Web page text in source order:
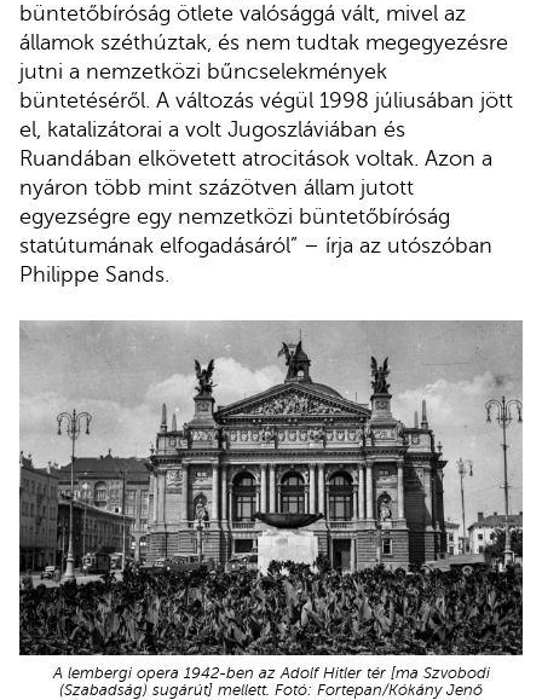
büntetőbíróság ötlete valósággá vált, mivel az
államok széthúztak, és nem tudtak megegyezésre
jutni a nemzetközi bűncselekmények
büntetéséről. A változás végül 1998 júliusában jött
el, katalizátorai a volt Jugoszláviában és
Ruandában elkövetett atrocitások voltak. Azon a
nyáron több mint százötven állam jutott
egyezségre egy nemzetközi büntetőbíróság
statútumának elfogadásáról” – írja az utószóban
Philippe Sands.
A lembergi opera 1942-ben az Adolf Hitler tér [ma Szvobodi
(Szabadság) sugárút] mellett. Fotó: Fortepan/Kókány Jenő